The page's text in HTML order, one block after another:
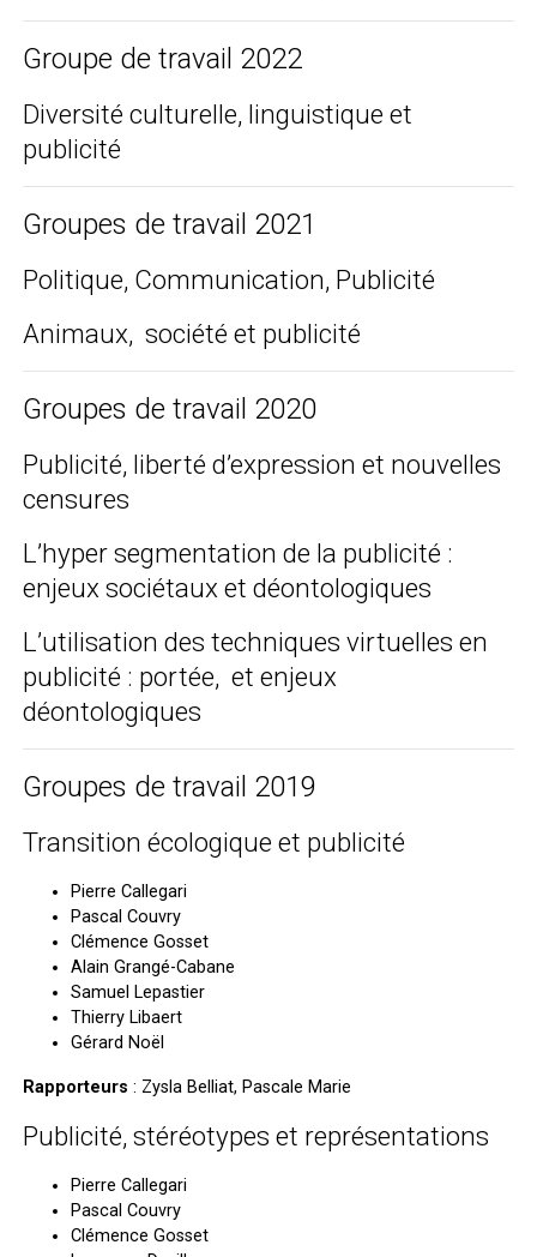
Groupe de travail 2022
Diversité culturelle, linguistique et
publicité
Groupes de travail 2021
Politique, Communication, Publicité
Animaux, société et publicité
Groupes de travail 2020
Publicité, liberté d’expression et nouvelles
censures
L’hyper segmentation de la publicité :
enjeux sociétaux et déontologiques
L’utilisation des techniques virtuelles en
publicité : portée, et enjeux
déontologiques
Groupes de travail 2019
Transition écologique et publicité
Pierre Callegari
Pascal Couvry
Clémence Gosset
Alain Grangé-Cabane
Samuel Lepastier
Thierry Libaert
Gérard Noël
Rapporteurs : Zysla Belliat, Pascale Marie
Publicité, stéréotypes et représentations
Pierre Callegari
Pascal Couvry
Clémence Gosset